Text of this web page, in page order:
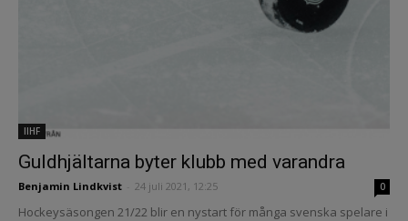
IIHF
Guldhjältarna byter klubb med varandra
Benjamin Lindkvist 24 juli 2021, 12:25 0
Hockeysäsongen 21/22 blir en nystart för många svenska spelare i